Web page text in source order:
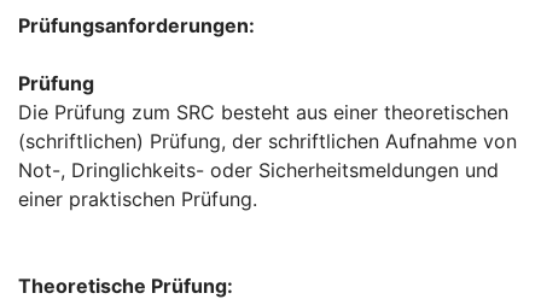
Prüfungsanforderungen:
Prüfung
Die Prüfung zum SRC besteht aus einer theoretischen
(schriftlichen) Prüfung, der schriftlichen Aufnahme von
Not-, Dringlichkeits- oder Sicherheitsmeldungen und
einer praktischen Prüfung.
Theoretische Prüfung: